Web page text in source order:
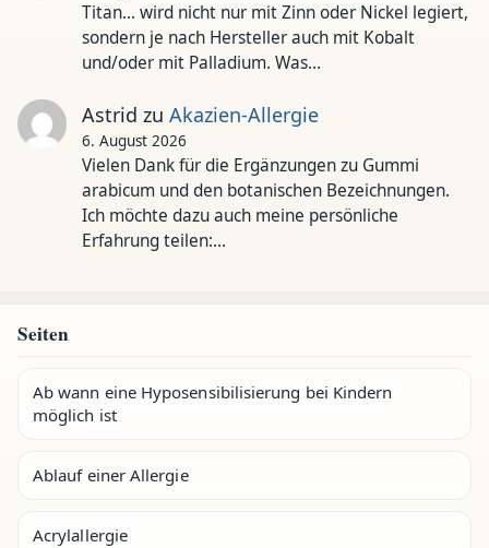
Titan... wird nicht nur mit Zinn oder Nickel legiert,
sondern je nach Hersteller auch mit Kobalt
und/oder mit Palladium. Was…
Astrid zu Akazien-Allergie
6. August 2026
Vielen Dank für die Ergänzungen zu Gummi
arabicum und den botanischen Bezeichnungen.
Ich möchte dazu auch meine persönliche
Erfahrung teilen:…
Seiten
Ab wann eine Hyposensibilisierung bei Kindern
möglich ist
Ablauf einer Allergie
Acrylallergie